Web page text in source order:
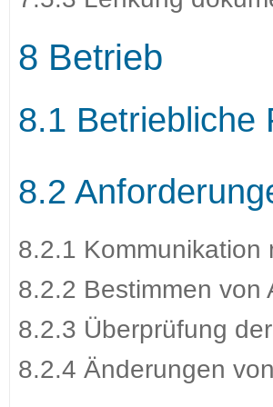
8 Betrieb
8.1 Betriebliche
8.2
8.2.1 Kommunikation
8.2.2 Bestimmen von
8.2.3 Überprüfung
8.2.4 Änderungen